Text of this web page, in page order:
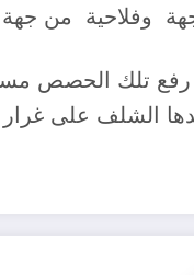
وفلاحية من
رفع تلك الحصص
الشلف على